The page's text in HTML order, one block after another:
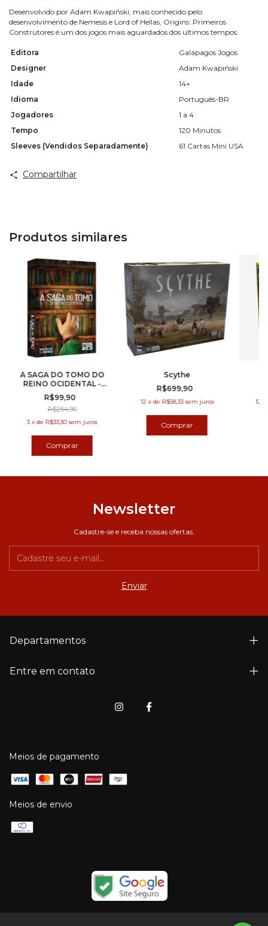
Desenvolvido por Adam Kwapiński, mais conhecido pelo
desenvolvimento de Nemesis e Lord of Hellas, Origins: Primeiros
Construtores é um dos jogos mais aguardados dos ultimos tempos.
Editora
Galápagos Jogos
Designer
Adam Kwapiński
Idade
14+
Idioma
Português-BR
Jogadores
1 a 4
Tempo
120 Minutos
Sleeves (Vendidos Separadamente)
61 Cartas Mini USA
Compartilhar
Produtos similares
A SAGA DO TOMO DO
REINO OCIDENTAL -
EXPANSÃO
R$99,90
R$254,90
3 xde R$33,30 sem juros
Scythe
R$699,90
12 xde R$58,33 sem juros 12
Newsletter
Cadastre-se e receba nossas ofertas.
Departamentos
Entre em contato
Meios de pagamento
Meios de envio